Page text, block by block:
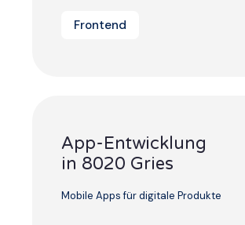
Frontend
App-Entwicklung
in 8020 Gries
Mobile Apps für digitale Produkte